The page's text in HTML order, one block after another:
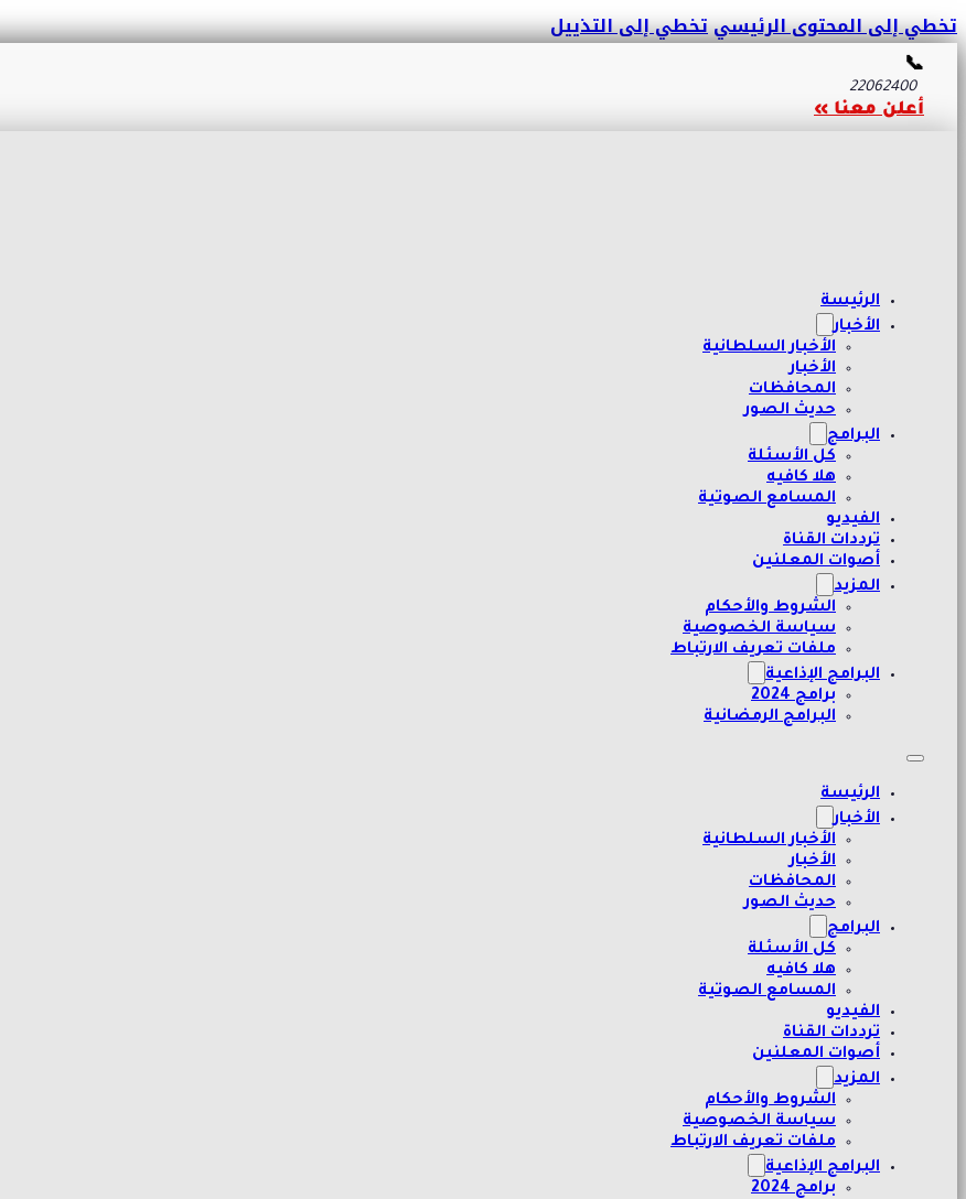
تخطي إلى المحتوى الرئيسيتخطي إلى التذييل
📞
22062400
أعلن معنا »
الرئيسة
الأخبار
الأخبار السلطانية
الأخبار
المحافظات
حديث الصور
البرامج
كل الأسئلة
هلا كافيه
المسامع الصوتية
الفيديو
ترددات القناة
أصوات المعلنين
المزيد
الشروط والأحكام
سياسة الخصوصية
ملفات تعريف الارتباط
البرامج الإذاعية
برامج 2024
البرامج الرمضانية
الرئيسة
الأخبار
الأخبار السلطانية
الأخبار
المحافظات
حديث الصور
البرامج
كل الأسئلة
هلا كافيه
المسامع الصوتية
الفيديو
ترددات القناة
أصوات المعلنين
المزيد
الشروط والأحكام
سياسة الخصوصية
ملفات تعريف الارتباط
البرامج الإذاعية
برامج 2024